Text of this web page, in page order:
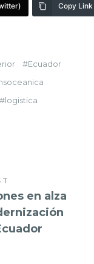
Copy Link
Ecuador
logistica
en alza